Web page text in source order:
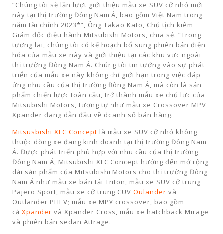
“Chúng tôi sẽ lần lượt giới thiệu mẫu xe SUV cỡ nhỏ mới
này tại thị trường Đông Nam Á, bao gồm Việt Nam trong
năm tài chính 2023*”, Ông Takao Kato, Chủ tịch kiêm
Giám đốc điều hành Mitsubishi Motors, chia sẻ. “Trong
tương lai, chúng tôi có kế hoạch bổ sung phiên bản điện
hóa của mẫu xe này và giới thiệu tại các khu vực ngoài
thị trường Đông Nam Á. Chúng tôi tin tưởng vào sự phát
triển của mẫu xe này không chỉ giới hạn trong việc đáp
ứng nhu cầu của thị trường Đông Nam Á, mà còn là sản
phẩm chiến lược toàn cầu, trở thành mẫu xe chủ lực của
Mitsubishi Motors, tương tự như mẫu xe Crossover MPV
Xpander đang dẫn đầu về doanh số bán hàng.
Mitsusbishi XFC Concept là mẫu xe SUV cỡ nhỏ không
thuộc dòng xe đang kinh doanh tại thị trường Đông Nam
Á. Được phát triển phù hợp với nhu cầu của thị trường
Đông Nam Á, Mitsubishi XFC Concept hướng đến mở rộng
dải sản phẩm của Mitsubishi Motors cho thị trường Đông
Nam Á như mẫu xe bán tải Triton, mẫu xe SUV cỡ trung
Pajero Sport, mẫu xe cỡ trung CUV Oulander và
Outlander PHEV; mẫu xe MPV crossover, bao gồm
cả Xpander và Xpander Cross, mẫu xe hatchback Mirage
và phiên bản sedan Attrage.